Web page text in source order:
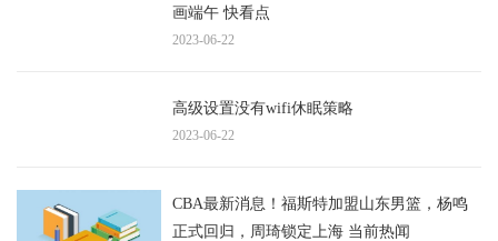
画端午 快看点
2023-06-22
高级设置没有wifi休眠策略
2023-06-22
CBA最新消息！福斯特加盟山东男篮，杨鸣
正式回归，周琦锁定上海 当前热闻